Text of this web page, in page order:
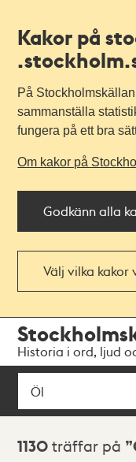
Kakor på
På
sammanställa
fungera på ett bra
Om kakor på
Godkänn alla
Välj vilka kakor
navigationen
huvudinnehållet
Historia i ord, ljud
Sök
Sökresultat
1130 träffar på